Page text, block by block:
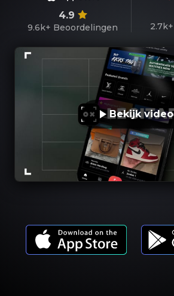
4.9
9.6k+ Beoordelingen 2.7k+
Bekijk video